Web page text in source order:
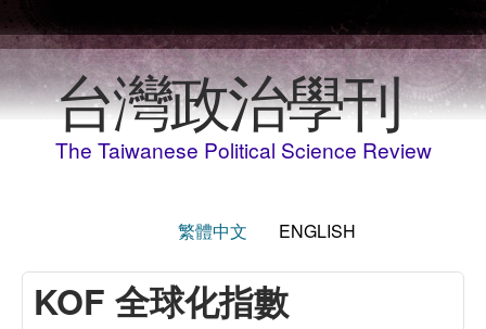
台灣政治學刊
The Taiwanese Political Science Review
繁體中文 ENGLISH
KOF 全球化指數